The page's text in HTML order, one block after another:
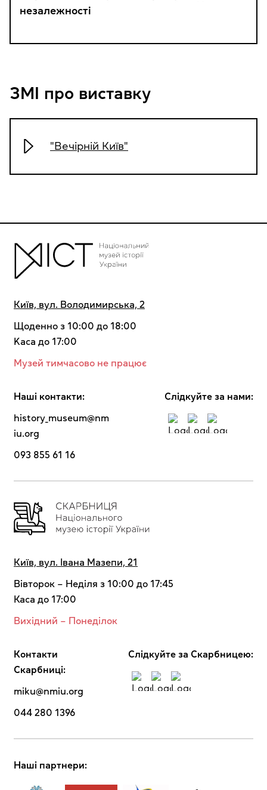
незалежності
ЗМІ про виставку
"Вечірній Київ"
Київ, вул. Володимирська, 2
Щоденно з 10:00 до 18:00
Kaca до 17:00
Музей тимчасово не працює
Наші контакти:
history_museum@nm
iu.org
093 855 61 16
Cлідкуйте за нами:
Київ, вул. Івана Мазепи, 21
Вівторок – Неділя з 10:00 до 17:45
Каса до 17:00
Вихідний – Понеділок
Контакти
Скарбниці:
miku@nmiu.org
044 280 1396
Cлідкуйте за Скарбницею:
Наші партнери: